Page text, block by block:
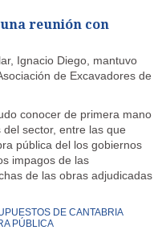
reunión con
Ignacio Diego, mantuvo
de Excavadores de
conocer de primera mano
sector, entre las que
pública del los gobiernos
impagos de las
de las obras adjudicadas
DE CANTABRIA
PÚBLICA